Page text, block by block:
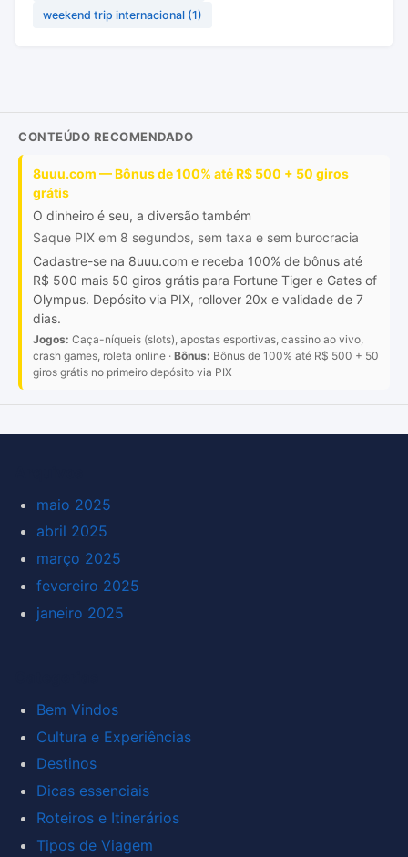
weekend trip internacional (1)
CONTEÚDO RECOMENDADO
8uuu.com — Bônus de 100% até R$ 500 + 50 giros
grátis
O dinheiro é seu, a diversão também
Saque PIX em 8 segundos, sem taxa e sem burocracia
Cadastre-se na 8uuu.com e receba 100% de bônus até
R$ 500 mais 50 giros grátis para Fortune Tiger e Gates of
Olympus. Depósito via PIX, rollover 20x e validade de 7
dias.
Jogos: Caça-níqueis (slots), apostas esportivas, cassino ao vivo,
crash games, roleta online · Bônus: Bônus de 100% até R$ 500 + 50
giros grátis no primeiro depósito via PIX
maio 2025
abril 2025
março 2025
fevereiro 2025
janeiro 2025
Bem Vindos
Cultura e Experiências
Destinos
Dicas essenciais
Roteiros e Itinerários
Tipos de Viagem